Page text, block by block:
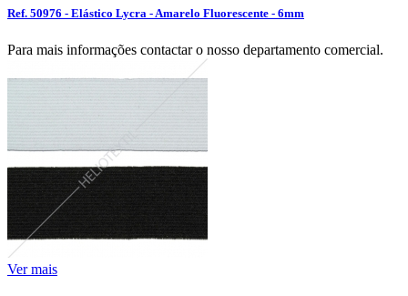
Ref. 50976 - Elástico Lycra - Amarelo Fluorescente - 6mm
Para mais informações contactar o nosso departamento comercial.
Ver mais